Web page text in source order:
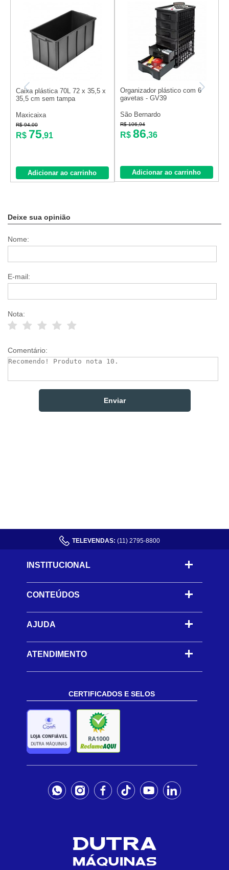
Caixa plástica 70L 72 x 35,5 x
35,5 cm sem tampa
Maxicaixa
R$ 94,00
R$ 75,91
Adicionar ao carrinho
Organizador plástico com 6
gavetas - GV39
São Bernardo
R$ 106,94
R$ 86,36
Adicionar ao carrinho
Deixe sua opinião
Nome:
E-mail:
Nota:
Comentário:
TELEVENDAS: (11) 2795-8800
INSTITUCIONAL
CONTEÚDOS -
AJUDA -
ATENDIMENTO
CERTIFICADOS E SELOS